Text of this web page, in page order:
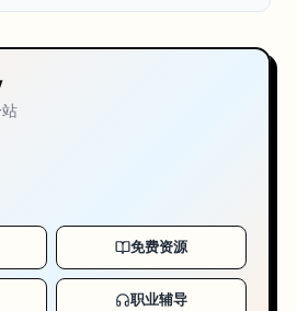
免费资源
职业辅导